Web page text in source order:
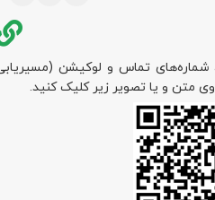
شماره‌های تماس و لوکیشن
متن و یا تصویر زیر کلیک کنید.